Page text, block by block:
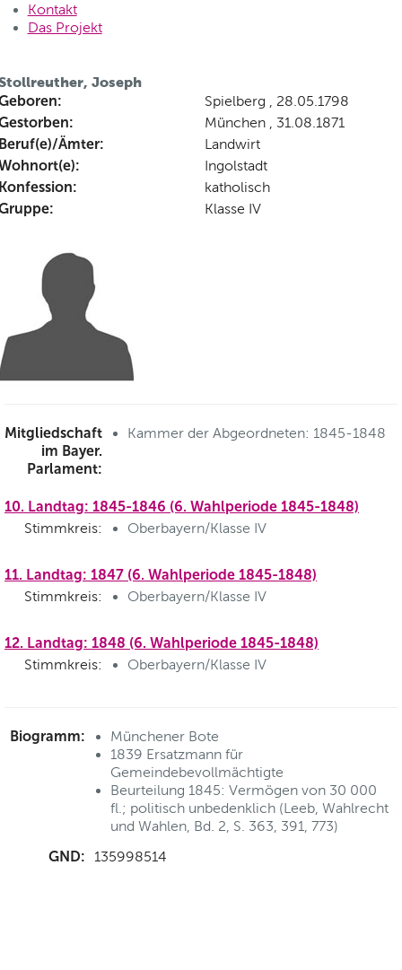
Kontakt
Das Projekt
Joseph
Spielberg , 28.05.1798
München , 31.08.1871
Ämter: Landwirt
Ingolstadt
katholisch
Klasse IV
Mitgliedschaft
im Bayer.
Parlament:
Kammer der Abgeordneten: 1845-1848
10. Landtag: 1845-1846 (6. Wahlperiode 1845-1848)
Stimmkreis: Oberbayern/Klasse IV
11. Landtag: 1847 (6. Wahlperiode 1845-1848)
Stimmkreis: Oberbayern/Klasse IV
12. Landtag: 1848 (6. Wahlperiode 1845-1848)
Stimmkreis: Oberbayern/Klasse IV
Biogramm:
Münchener Bote
1839 Ersatzmann für
Gemeindebevollmächtigte
Beurteilung 1845: Vermögen von 30 000
fl.; politisch unbedenklich (Leeb, Wahlrecht
und Wahlen, Bd. 2, S. 363, 391, 773)
GND: 135998514